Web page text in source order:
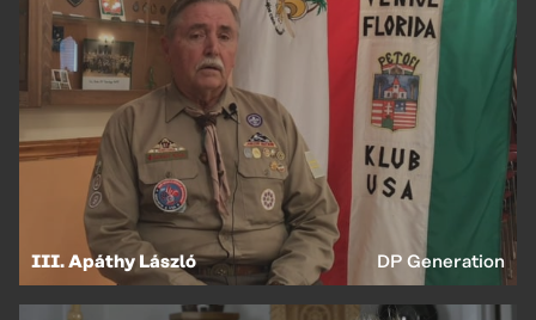
III. Apáthy László DP Generation